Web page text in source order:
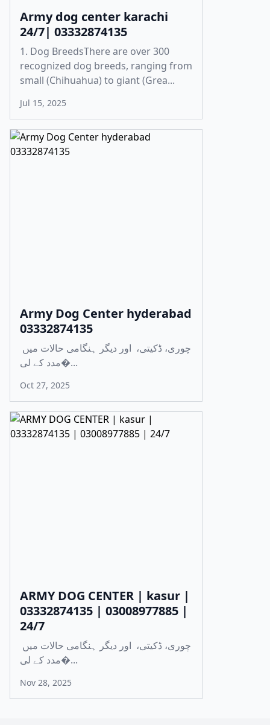
Army dog center karachi
24/7| 03332874135
1. Dog BreedsThere are over 300
recognized dog breeds, ranging from
small (Chihuahua) to giant (Grea...
Jul 15, 2025
Army Dog Center hyderabad
03332874135
مدد کے لی�...
Oct 27, 2025
ARMY DOG CENTER | kasur |
03332874135 | 03008977885 |
24/7
مدد کے لی�...
Nov 28, 2025